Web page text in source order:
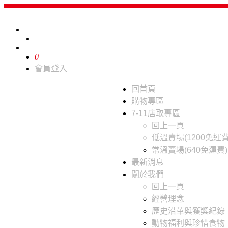
0
會員登入
回首頁
購物專區
7-11店取專區
回上一頁
低溫賣場(1200免運
常溫賣場(640免運費)
最新消息
關於我們
回上一頁
經營理念
歷史沿革與獲獎紀錄
動物福利與珍惜食物